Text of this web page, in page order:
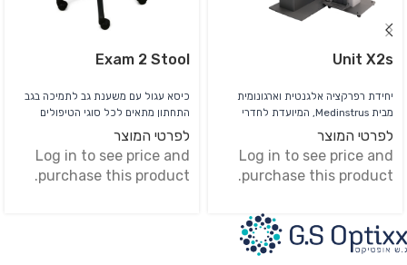
Unit X2s
יחידת רפרקציה אלגנטית וארגונומית
מבית Medinstrus, המיועדת לחדרי
בדיקה אופטומטריים ואופטלמיים, עם
שולחן הזזה לשני מכשירים, התאמת
גובה שולחן וכיסא, נגישות משופרת
למטופלים בכיסא גלגלים ואפשרויות
לפרטי המוצר
Log in to see price and
purchase this product.
Exam 2 Stool
כיסא עגול עם משענת גב לתמיכה בגב
התחתון מתאים לכל סוגי הטיפולים
להזמין במגוון צבעים
לפרטי המוצר
Log in to see price and
purchase this product.